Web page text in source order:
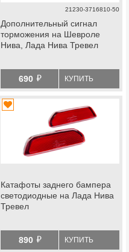
21230-3716810-50
Дополнительный сигнал
торможения на Шевроле
Нива, Лада Нива Тревел
690 й КУПИТЬ
Катафоты заднего бампера
светодиодные на Лада Нива
Тревел
890 й КУПИТЬ